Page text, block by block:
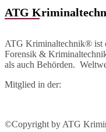
ATG
ATG Kriminaltechnik® ist
Forensik &
als auch Behörden.
Mitglied in der:
©Copyright by ATG